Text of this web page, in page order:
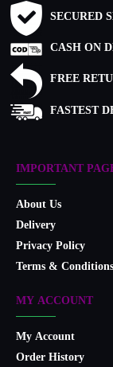
SECURED
CASH ON
FREE
FASTEST
IMPORTANT
About Us
Delivery
Privacy Policy
Terms & Conditions
MY ACCOUNT
My Account
Order History